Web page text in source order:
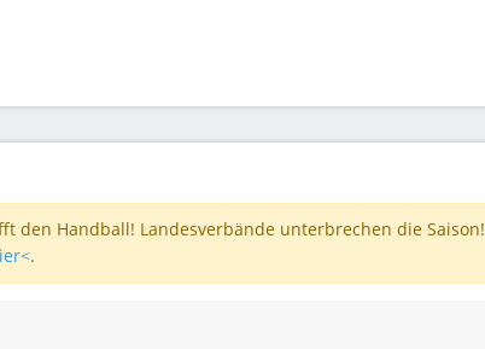
den Handball! Landesverbände unterbrechen die Saison!
.